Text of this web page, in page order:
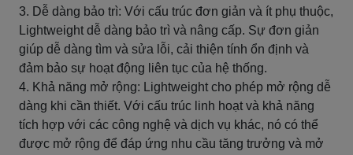
3. Dễ dàng bảo trì: Với cấu trúc đơn giản và ít phụ thuộc,
Lightweight dễ dàng bảo trì và nâng cấp. Sự đơn giản
giúp dễ dàng tìm và sửa lỗi, cải thiện tính ổn định và
đảm bảo sự hoạt động liên tục của hệ thống.
4. Khả năng mở rộng: Lightweight cho phép mở rộng dễ
dàng khi cần thiết. Với cấu trúc linh hoạt và khả năng
tích hợp với các công nghệ và dịch vụ khác, nó có thể
được mở rộng để đáp ứng nhu cầu tăng trưởng và mở